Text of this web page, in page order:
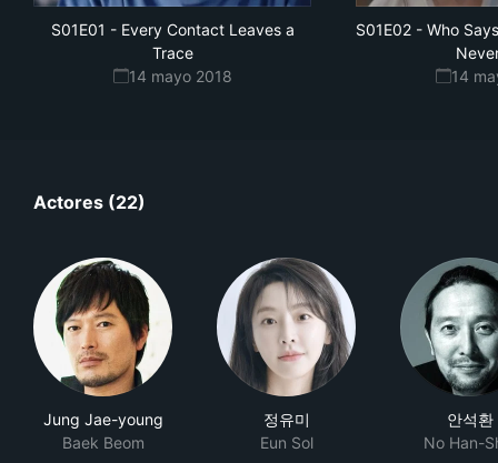
S01E01 - Every Contact Leaves a
Trace
14 mayo 2018
S01E02 - Who
14
Actores (22)
Jung Jae-young
Baek Beom
정유미
Eun Sol
안석환
No Han-